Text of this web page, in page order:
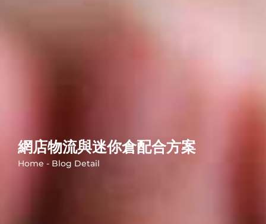
網店物流與迷你倉配合方案
Home - Blog Detail